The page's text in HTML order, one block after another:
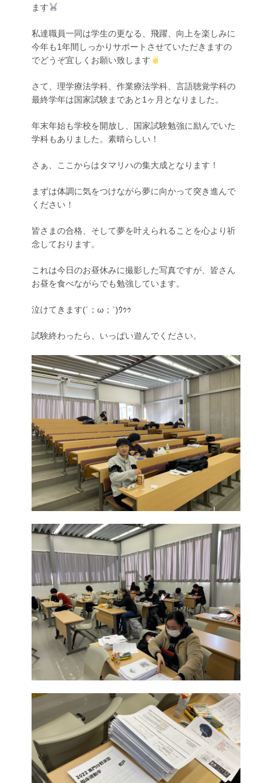
ます
私達職員一同は学生の更なる、飛躍、向上を楽しみに
今年も1年間しっかりサポートさせていただきますの
でどうぞ宜しくお願い致します
さて、理学療法学科、作業療法学科、言語聴覚学科の
最終学年は国家試験まであと1ヶ月となりました。
年末年始も学校を開放し、国家試験勉強に励んでいた
学科もありました。素晴らしい！
さぁ、ここからはタマリハの集大成となります！
まずは体調に気をつけながら夢に向かって突き進んで
ください！
皆さまの合格、そして夢を叶えられることを心より祈
念しております。
これは今日のお昼休みに撮影した写真ですが、皆さん
お昼を食べながらでも勉強しています。
泣けてきます(´；ω；`)ｳｩｩ
試験終わったら、いっぱい遊んでください。